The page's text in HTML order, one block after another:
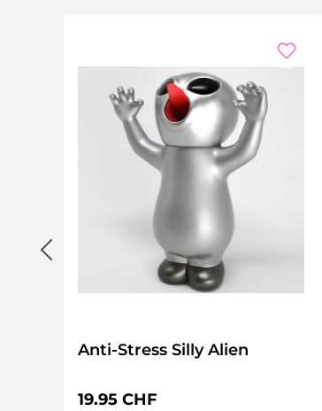
Anti-Stress Silly Alien
Prix régulier :
19.95 CHF